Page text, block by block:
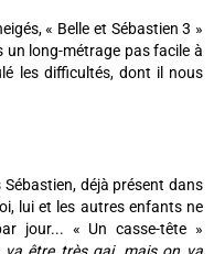
« Belle et Sébastien 3 »
long-métrage pas facile à
les difficultés, dont il nous
déjà présent dans
lui et les autres enfants ne
jour... « Un casse-tête »